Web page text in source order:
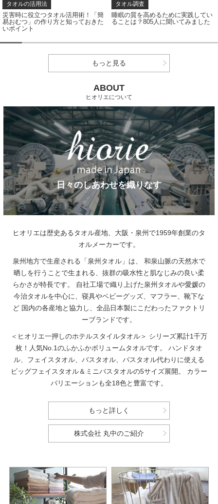
タオル調査
睡眠の質を高めるために実践してい
ることは？805人に聞いてみました
タオル調査
タオルの色、どう選ぶ？アンケート
結果から見えたカラー選びのポイン
もっと見る
ABOUT
ヒオリエについて
日々のしあわせを織りなす
ヒオリエは歴史あるタオル産地、大阪・泉州で1959年創業のタ
オルメーカーです。
泉州地方で生産される「泉州タオル」は、
和泉山脈の天然水で
晒しを行うことで生まれる、抜群の吸水性と肌なじみの良い柔
らかさが特長です。
自社工場で織り上げた泉州タオルや愛媛の
今治タオルを中心に、寝具やベビーグッズ、マフラー、靴下な
ど 国内の各産地と協力し、全品日本製にこだわったファクトリ
ーブランドです。
＜ヒオリエ一押しのホテルスタイルタオル＞ シリーズ累計1千万
枚！人気No.1のふかふかボリュームタオルです。
ハンドタオ
ル、フェイスタオル、バスタオル、バスタオル代わりに使える
ビッグフェイスタオル＆ミニバスタオルの5サイズ展開。
カラー
バリエーションも全18色と豊富です。
もっと詳しく
株式会社 丸中のご紹介